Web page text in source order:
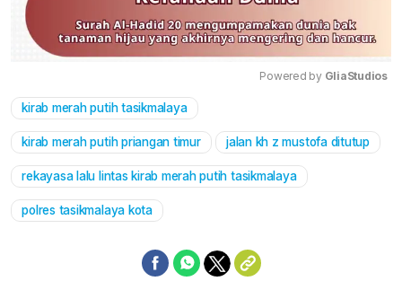
Powered by GliaStudios
kirab merah putih tasikmalaya
kirab merah putih priangan timur jalan kh z mustofa ditutup
rekayasa lalu lintas kirab merah putih tasikmalaya
polres tasikmalaya kota